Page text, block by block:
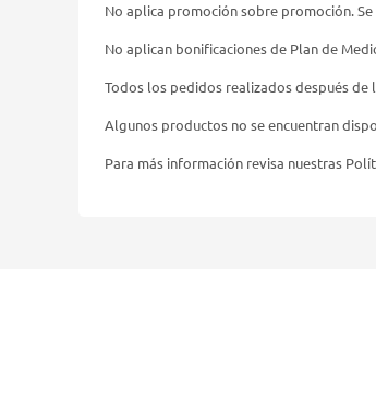
No aplica promoción sobre promoción.
No aplican bonificaciones de Plan de
Todos los pedidos realizados después de
Algunos productos no se encuentran
Para más información revisa nuestras